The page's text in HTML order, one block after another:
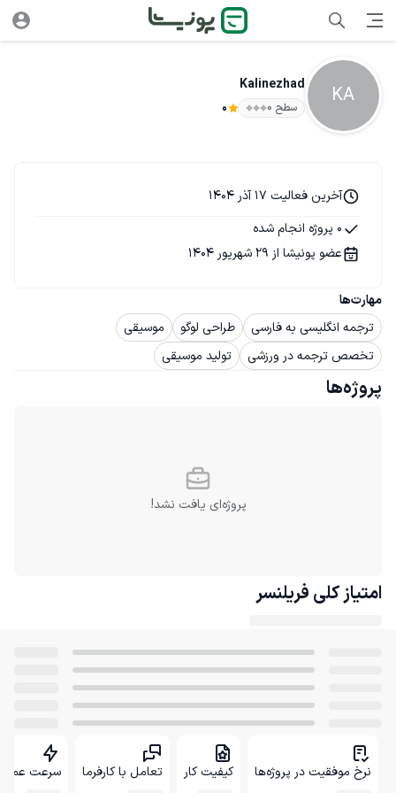
KA
Kalinezhad
سطح ۰ 0
مهارت‌ها
ترجمه انگلیسی به فارسی
طراحی لوگو
موسیقی
تخصص ترجمه در ورزشی
تولید موسیقی
آخرین فعالیت 17 آذر 1404
0 پروژه انجام شده
عضو پونیشا از 29 شهریور 1404
پروژه‌ها
پروژه‌ای یافت نشد!
امتیاز کلی فریلنسر
نرخ موفقیت در پروژه‌ها کیفیت کار تعامل با کارفرما سرعت عمل